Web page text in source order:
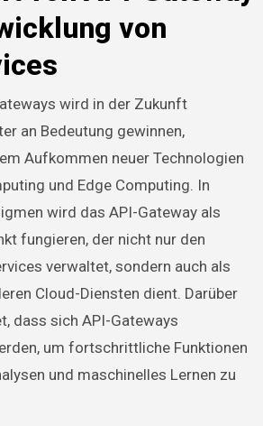
von
wird in der Zukunft
an Bedeutung gewinnen,
Aufkommen neuer Technologien
und Edge Computing. In
wird das API-Gateway als
fungieren, der nicht nur den
verwaltet, sondern auch als
Cloud-Diensten dient. Darüber
dass sich API-Gateways
um fortschrittliche Funktionen
und maschinelles Lernen zu